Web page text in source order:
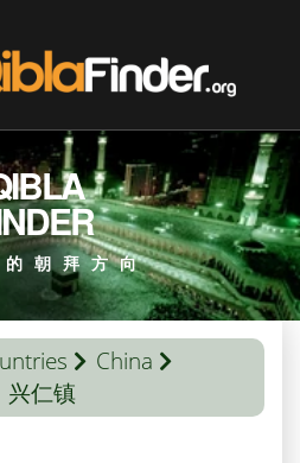
的朝拜方向
China
兴仁镇